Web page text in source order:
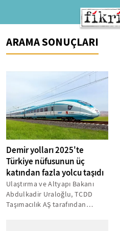
ARAMA SONUÇLARI
Demir yolları 2025'te
Türkiye nüfusunun üç
katından fazla yolcu taşıdı
Ulaştırma ve Altyapı Bakanı
Abdulkadir Uraloğlu, TCDD
Taşımacılık AŞ tarafından